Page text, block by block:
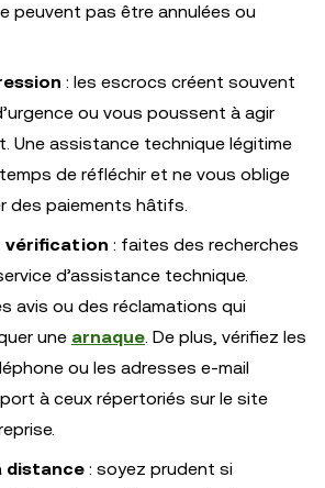
peuvent pas être annulées ou
: les escrocs créent souvent
ou vous poussent à agir
Une assistance technique légitime
de réfléchir et ne vous oblige
des paiements hâtifs.
vérification : faites des recherches
d’assistance technique.
avis ou des réclamations qui
une arnaque. De plus, vérifiez les
ou les adresses e-mail
à ceux répertoriés sur le site
distance : soyez prudent si